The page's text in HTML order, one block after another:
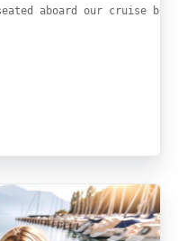
our cruise boat,